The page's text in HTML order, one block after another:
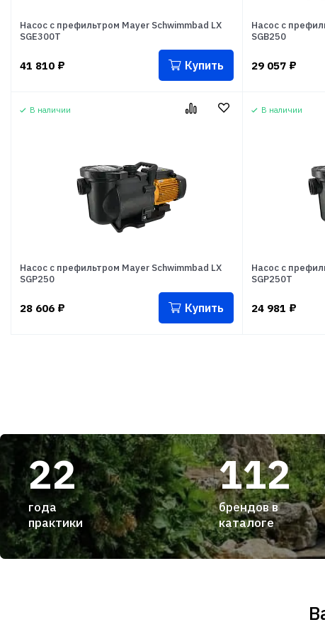
Насос с префильтром Mayer Schwimmbad LX
SGE300T
41 810 ₽ Купить
Насос с
SGB250
29 057 ₽
В наличии
Насос с префильтром Mayer Schwimmbad LX
SGP250
28 606 ₽ Купить
В наличии
Насос с
SGP250T
24 981 ₽
22
года
практики
112
брендов в
каталоге